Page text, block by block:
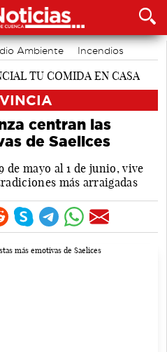
Ambiente Incendios
centran las
de Saelices
de mayo al 1 de junio, vive
más arraigadas